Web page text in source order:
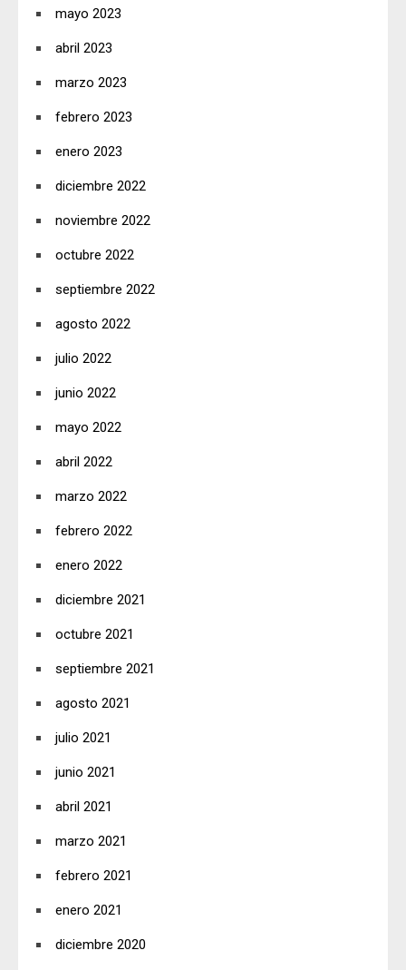
mayo 2023
abril 2023
marzo 2023
febrero 2023
enero 2023
diciembre 2022
noviembre 2022
octubre 2022
septiembre 2022
agosto 2022
julio 2022
junio 2022
mayo 2022
abril 2022
marzo 2022
febrero 2022
enero 2022
diciembre 2021
octubre 2021
septiembre 2021
agosto 2021
julio 2021
junio 2021
abril 2021
marzo 2021
febrero 2021
enero 2021
diciembre 2020